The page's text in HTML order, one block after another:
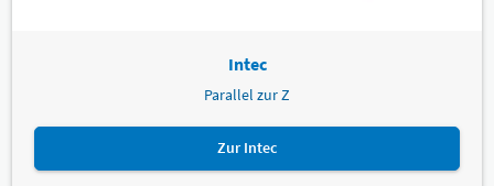
Intec
Parallel zur Z
Zur Intec